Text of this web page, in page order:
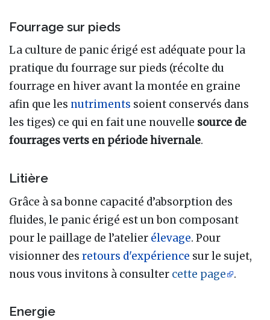
Fourrage sur pieds
La culture de panic érigé est adéquate pour la
pratique du fourrage sur pieds (récolte du
fourrage en hiver avant la montée en graine
afin que les nutriments soient conservés dans
les tiges) ce qui en fait une nouvelle source de
fourrages verts en période hivernale.
Litière
Grâce à sa bonne capacité d’absorption des
fluides, le panic érigé est un bon composant
pour le paillage de l’atelier élevage. Pour
visionner des retours d'expérience sur le sujet,
nous vous invitons à consulter cette page .
Energie